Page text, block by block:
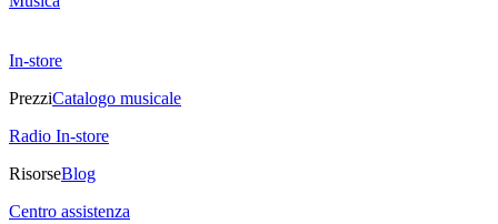
In-store
PrezziCatalogo musicale
Radio In-store
RisorseBlog
Centro assistenza